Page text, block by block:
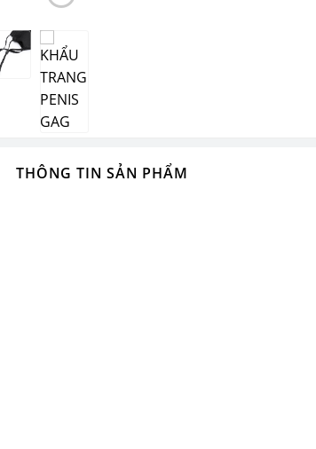
THÔNG TIN SẢN PHẨM